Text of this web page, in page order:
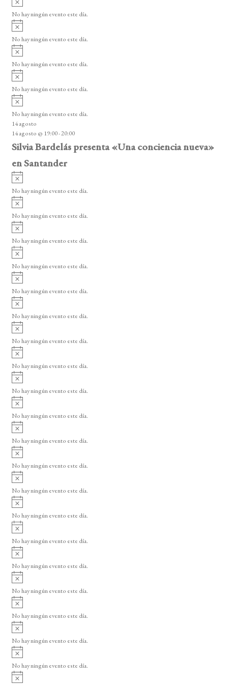
v
i
o
No hay ningún evento este día.
A
v
i
o
No hay ningún evento este día.
A
v
i
o
No hay ningún evento este día.
A
v
i
o
No hay ningún evento este día.
A
v
i
s
o
No hay ningún evento este día.
14 agosto
14 agosto @ 19:00-20:00
Silvia Bardelás presenta «Una conciencia nueva»
en Santander
A
v
i
o
No hay ningún evento este día.
A
v
i
o
No hay ningún evento este día.
A
v
i
o
No hay ningún evento este día.
A
v
i
o
No hay ningún evento este día.
A
v
i
o
No hay ningún evento este día.
A
v
i
o
No hay ningún evento este día.
A
v
i
o
No hay ningún evento este día.
A
v
i
o
No hay ningún evento este día.
A
v
i
o
No hay ningún evento este día.
A
v
i
o
No hay ningún evento este día.
A
v
i
o
No hay ningún evento este día.
A
v
i
o
No hay ningún evento este día.
A
v
i
o
No hay ningún evento este día.
A
v
i
o
No hay ningún evento este día.
A
v
i
o
No hay ningún evento este día.
A
v
i
o
No hay ningún evento este día.
A
v
i
o
No hay ningún evento este día.
A
v
i
o
No hay ningún evento este día.
A
v
i
o
No hay ningún evento este día.
A
v
i
No hay ningún evento este día.
A